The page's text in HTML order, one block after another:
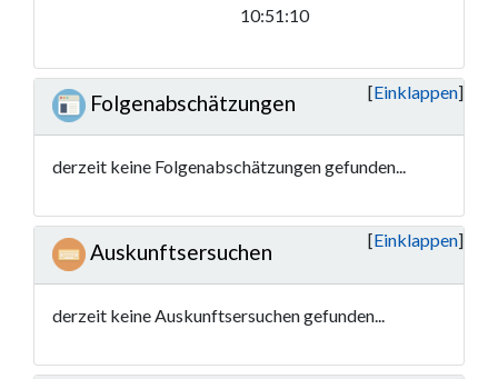
10:51:10
Einklappen
Folgenabschätzungen
derzeit keine Folgenabschätzungen gefunden...
Einklappen
Auskunftsersuchen
derzeit keine Auskunftsersuchen gefunden...